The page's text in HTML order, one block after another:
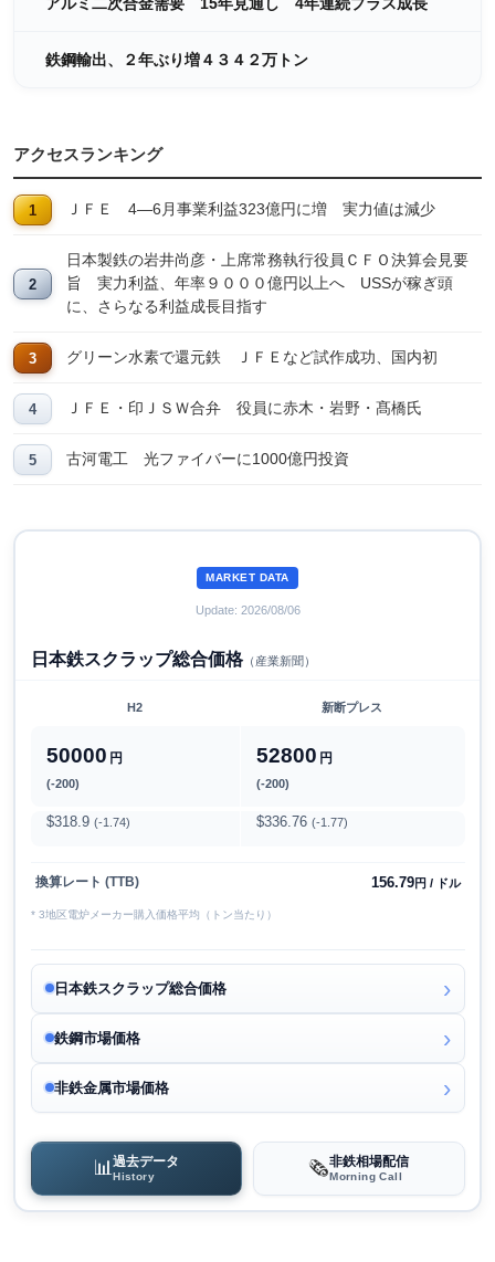
アルミ二次合金需要 15年見通し 4年連続プラス成長
鉄鋼輸出、２年ぶり増４３４２万トン
アクセスランキング
ＪＦＥ 4―6月事業利益323億円に増 実力値は減少
日本製鉄の岩井尚彦・上席常務執行役員ＣＦＯ決算会見要
旨 実力利益、年率９０００億円以上へ USSが稼ぎ頭
に、さらなる利益成長目指す
グリーン水素で還元鉄 ＪＦＥなど試作成功、国内初
ＪＦＥ・印ＪＳＷ合弁 役員に赤木・岩野・髙橋氏
古河電工 光ファイバーに1000億円投資
MARKET DATA
Update: 2026/08/06
日本鉄スクラップ総合価格（産業新聞）
H2 新断プレス
50000 円
(-200)
52800 円
(-200)
$318.9 (-1.74) $336.76 (-1.77)
換算レート (TTB) 156.79円 / ドル
* 3地区電炉メーカー購入価格平均（トン当たり）
日本鉄スクラップ総合価格
鉄鋼市場価格
非鉄金属市場価格
📊過去データ
History 🗞️非鉄相場配信
Morning Call